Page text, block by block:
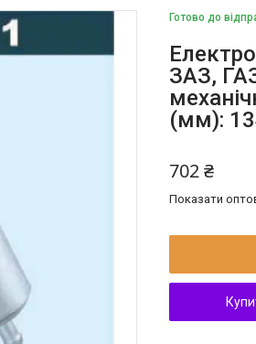
Готово до
ЗАЗ,
(мм):
702 ₴
Показати